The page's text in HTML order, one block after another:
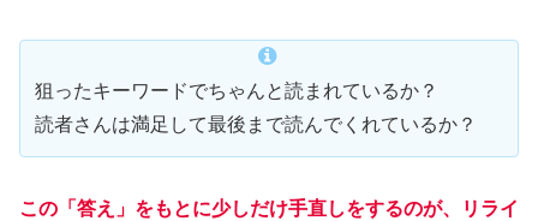
狙ったキーワードでちゃんと読まれているか？
読者さんは満足して最後まで読んでくれているか？
この「答え」をもとに少しだけ手直しをするのが、リライ